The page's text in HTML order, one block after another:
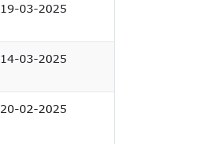
19-03-2025
14-03-2025
20-02-2025